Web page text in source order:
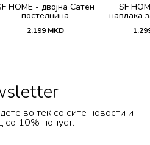
HOME - двојна Сатен
постелнина
2.199 MKD
SF
навлака
во тек со сите новости и
со 10% попуст.